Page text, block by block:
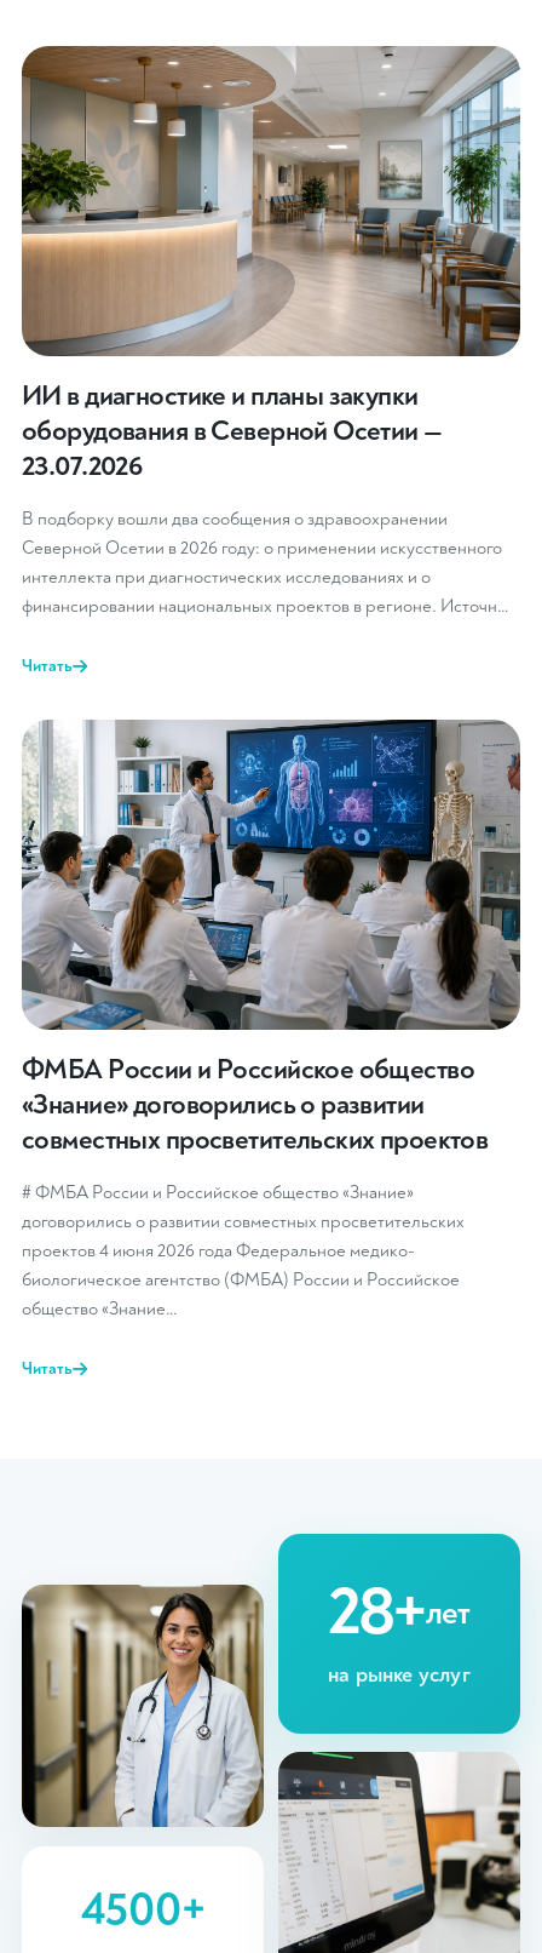
ИИ в диагностике и планы закупки
оборудования в Северной Осетии —
23.07.2026
В подборку вошли два сообщения о здравоохранении
Северной Осетии в 2026 году: о применении искусственного
интеллекта при диагностических исследованиях и о
финансировании национальных проектов в регионе. Источн…
Читать
ФМБА России и Российское общество
«Знание» договорились о развитии
совместных просветительских проектов
# ФМБА России и Российское общество «Знание»
договорились о развитии совместных просветительских
проектов 4 июня 2026 года Федеральное медико-
биологическое агентство (ФМБА) России и Российское
общество «Знание…
Читать
28+лет
на рынке услуг
4500+